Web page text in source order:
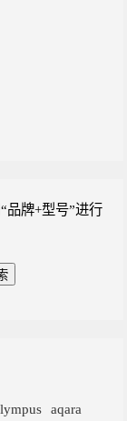
品牌+型号”进行
aqara